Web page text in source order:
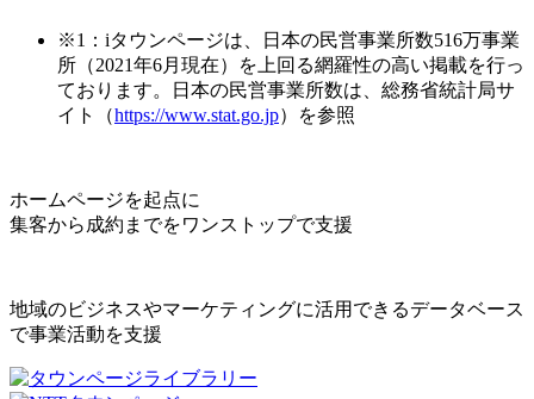
※1：iタウンページは、日本の民営事業所数516万事業
所（2021年6月現在）を上回る網羅性の高い掲載を行っ
ております。日本の民営事業所数は、総務省統計局サ
イト（https://www.stat.go.jp）を参照
ホームページを起点に
集客から成約までをワンストップで支援
地域のビジネスやマーケティングに活用できるデータベース
で事業活動を支援